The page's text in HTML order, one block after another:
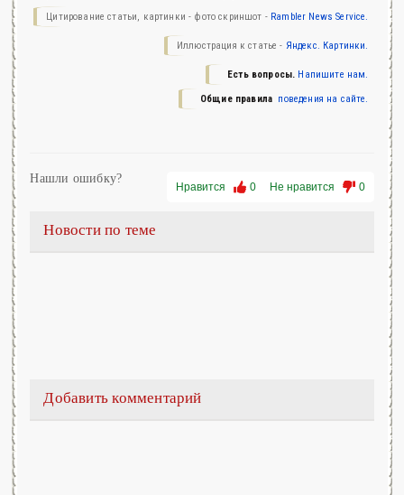
Цитирование статьи, картинки - фото скриншот - Rambler News Service.
Иллюстрация к статье - Яндекс. Картинки.
Есть вопросы. Напишите нам.
Общие правила поведения на сайте.
Нравится 0 Не нравится 0
Нашли ошибку?
Новости по теме
Добавить комментарий